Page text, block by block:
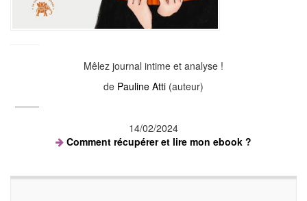
Mêlez journal intime et analyse !
de Pauline Atti (auteur)
14/02/2024
Comment récupérer et lire mon ebook ?